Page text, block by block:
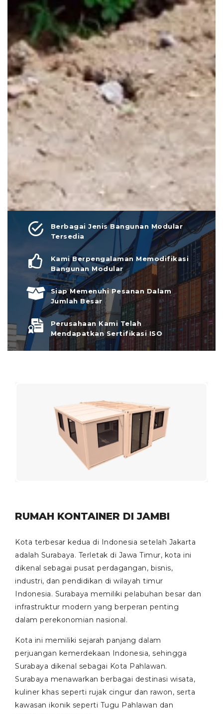
Berbagai Jenis Bangunan Modular
Tersedia
Kami Berpengalaman Memodifikasi
Bangunan Modular
Siap Memenuhi Pesanan Dalam
Jumlah Besar
Perusahaan Kami Telah
Mendapatkan Sertifikasi ISO
RUMAH KONTAINER DI JAMBI
Kota terbesar kedua di Indonesia setelah Jakarta
adalah Surabaya. Terletak di Jawa Timur, kota ini
dikenal sebagai pusat perdagangan, bisnis,
industri, dan pendidikan di wilayah timur
Indonesia. Surabaya memiliki pelabuhan besar dan
infrastruktur modern yang berperan penting
dalam perekonomian nasional.
Kota ini memiliki sejarah panjang dalam
perjuangan kemerdekaan Indonesia, sehingga
Surabaya dikenal sebagai Kota Pahlawan.
Surabaya menawarkan berbagai destinasi wisata,
kuliner khas seperti rujak cingur dan rawon, serta
kawasan ikonik seperti Tugu Pahlawan dan